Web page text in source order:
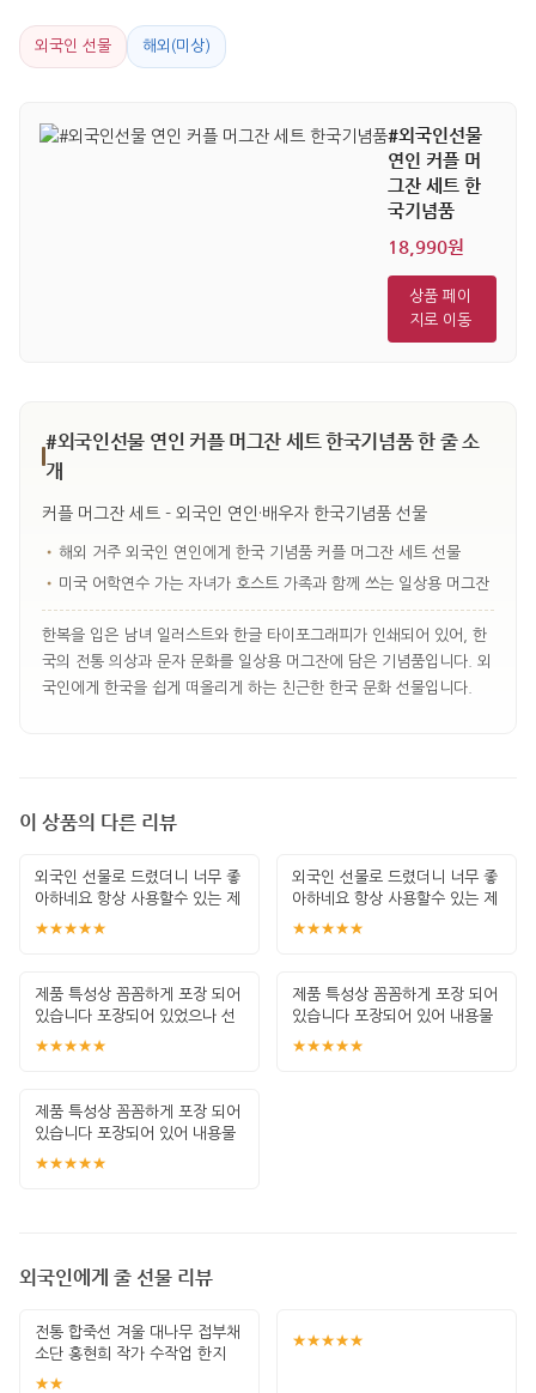
외국인 선물 해외(미상)
#외국인선물
연인 커플 머
그잔 세트 한
국기념품
18,990원
상품 페이
지로 이동
#외국인선물 연인 커플 머그잔 세트 한국기념품 한 줄 소
개
커플 머그잔 세트 - 외국인 연인·배우자 한국기념품 선물
• 해외 거주 외국인 연인에게 한국 기념품 커플 머그잔 세트 선물
• 미국 어학연수 가는 자녀가 호스트 가족과 함께 쓰는 일상용 머그잔
한복을 입은 남녀 일러스트와 한글 타이포그래피가 인쇄되어 있어, 한
국의 전통 의상과 문자 문화를 일상용 머그잔에 담은 기념품입니다. 외
국인에게 한국을 쉽게 떠올리게 하는 친근한 한국 문화 선물입니다.
이 상품의 다른 리뷰
외국인 선물로 드렸더니 너무 좋
아하네요 항상 사용할수 있는 제
품이라 좋아
★★★★★
외국인 선물로 드렸더니 너무 좋
아하네요 항상 사용할수 있는 제
품이라 좋아
★★★★★
제품 특성상 꼼꼼하게 포장 되어
있습니다 포장되어 있었으나 선
물용이 아니
★★★★★
제품 특성상 꼼꼼하게 포장 되어
있습니다 포장되어 있어 내용물
은 확신하지
★★★★★
제품 특성상 꼼꼼하게 포장 되어
있습니다 포장되어 있어 내용물
은 확신하지
★★★★★
외국인에게 줄 선물 리뷰
전통 합죽선 겨울 대나무 접부채
소단 홍현희 작가 수작업 한지
그림 고급
★★
★★★★★